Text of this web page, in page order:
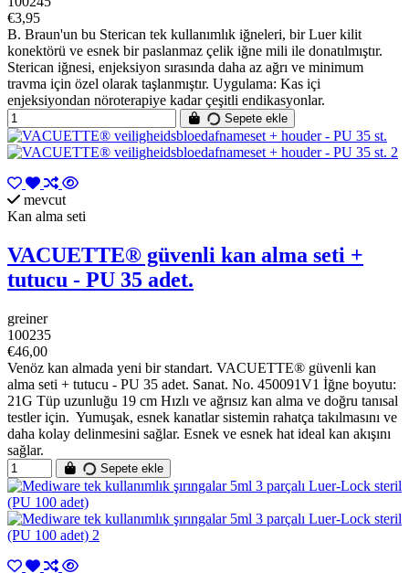
€3,95
B. Braun'un bu Sterican tek kullanımlık iğneleri, bir Luer kilit
konektörü ve esnek bir paslanmaz çelik iğne mili ile donatılmıştır.
Sterican iğnesi, enjeksiyon sırasında daha az ağrı ve minimum
travma için özel olarak taşlanmıştır. Uygulama: Kas içi
enjeksiyondan nöroterapiye kadar çeşitli endikasyonlar.
Sepete ekle
mevcut
Kan alma seti
VACUETTE® güvenli kan alma seti +
tutucu - PU 35 adet.
greiner
100235
€46,00
Venöz kan almada yeni bir standart. VACUETTE® güvenli kan
alma seti + tutucu - PU 35 adet. Sanat. No. 450091V1 İğne boyutu:
21G Tüp uzunluğu 19 cm Hızlı ve ağrısız kan alma ve doğru tanısal
testler için. Yumuşak, esnek kanatlar sistemin rahatça takılmasını ve
daha kolay delinmesini sağlar. Esnek ve esnek hat ideal kan akışını
sağlar.
Sepete ekle